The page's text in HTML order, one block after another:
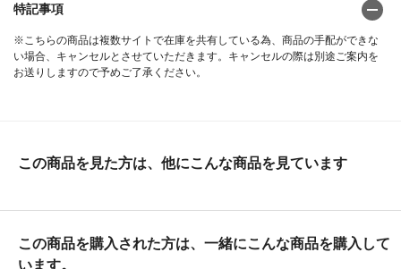
特記事項
※こちらの商品は複数サイトで在庫を共有している為、商品の手配ができな
い場合、キャンセルとさせていただきます。キャンセルの際は別途ご案内を
お送りしますので予めご了承ください。
この商品を見た方は、他にこんな商品を見ています
この商品を購入された方は、一緒にこんな商品を購入して
います。